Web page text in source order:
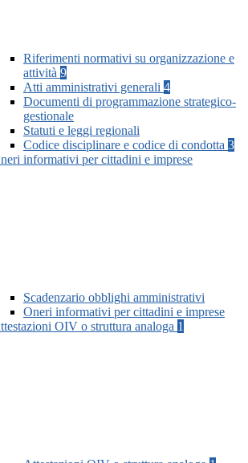
Riferimenti normativi su organizzazione e
attività 9
Atti amministrativi generali 4
Documenti di programmazione strategico-
gestionale
Statuti e leggi regionali
Codice disciplinare e codice di condotta 3
informativi per cittadini e imprese
Scadenzario obblighi amministrativi
Oneri informativi per cittadini e imprese
OIV o struttura analoga 1